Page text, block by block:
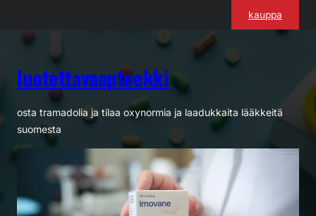
kauppa
luotettavaapteekki
osta tramadolia ja tilaa oxynormia ja laadukkaita lääkkeitä
suomesta